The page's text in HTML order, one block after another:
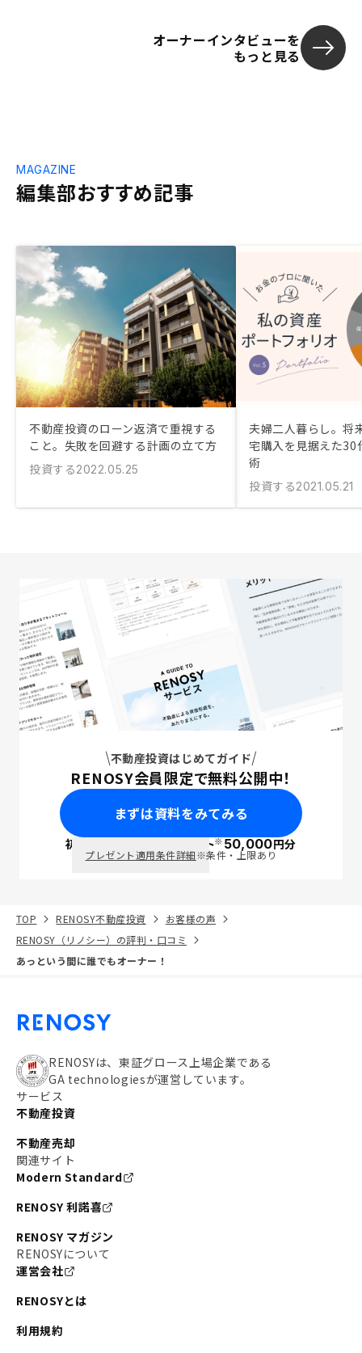
オーナーインタビューを
もっと見る
編集部おすすめ記事
MAGAZINE
不動産投資のローン返済で重視する
こと。失敗を回避する計画の立て方
投資する2022.05.25
夫婦二人暮らし。将
宅購入を見据えた30
術
投資する2021.05.21
不動産投資はじめてガイド
RENOSY会員限定で無料公開中！
まずは資料をみてみる
初回面談で ポイント※50,000円分
プレゼント適用条件詳細※条件・上限あり
TOP RENOSY不動産投資
お客様の声
RENOSY（リノシー）の評判・口コミ
あっという間に誰でもオーナー！
RENOSYは、東証グロース上場企業である
GA technologiesが運営しています。
サービス
不動産投資
不動産売却
関連サイト
Modern Standard
RENOSY 利諾喜
RENOSY マガジン
RENOSYについて
運営会社
RENOSYとは
利用規約